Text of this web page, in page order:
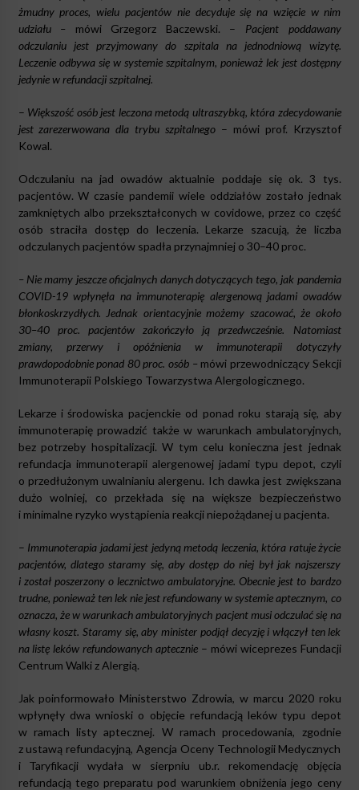
żmudny proces, wielu pacjentów nie decyduje się na wzięcie w nim
udziału – mówi Grzegorz Baczewski. – Pacjent poddawany
odczulaniu jest przyjmowany do szpitala na jednodniową wizytę.
Leczenie odbywa się w systemie szpitalnym, ponieważ lek jest dostępny
jedynie w refundacji szpitalnej.
– Większość osób jest leczona metodą ultraszybką, która zdecydowanie
jest zarezerwowana dla trybu szpitalnego – mówi prof. Krzysztof
Kowal.
Odczulaniu na jad owadów aktualnie poddaje się ok. 3 tys.
pacjentów. W czasie pandemii wiele oddziałów zostało jednak
zamkniętych albo przekształconych w covidowe, przez co część
osób straciła dostęp do leczenia. Lekarze szacują, że liczba
odczulanych pacjentów spadła przynajmniej o 30–40 proc.
– Nie mamy jeszcze oficjalnych danych dotyczących tego, jak pandemia
COVID-19 wpłynęła na immunoterapię alergenową jadami owadów
błonkoskrzydłych. Jednak orientacyjnie możemy szacować, że około
30–40 proc. pacjentów zakończyło ją przedwcześnie. Natomiast
zmiany, przerwy i opóźnienia w immunoterapii dotyczyły
prawdopodobnie ponad 80 proc. osób – mówi przewodniczący Sekcji
Immunoterapii Polskiego Towarzystwa Alergologicznego.
Lekarze i środowiska pacjenckie od ponad roku starają się, aby
immunoterapię prowadzić także w warunkach ambulatoryjnych,
bez potrzeby hospitalizacji. W tym celu konieczna jest jednak
refundacja immunoterapii alergenowej jadami typu depot, czyli
o przedłużonym uwalnianiu alergenu. Ich dawka jest zwiększana
dużo wolniej, co przekłada się na większe bezpieczeństwo
i minimalne ryzyko wystąpienia reakcji niepożądanej u pacjenta.
– Immunoterapia jadami jest jedyną metodą leczenia, która ratuje życie
pacjentów, dlatego staramy się, aby dostęp do niej był jak najszerszy
i został poszerzony o lecznictwo ambulatoryjne. Obecnie jest to bardzo
trudne, ponieważ ten lek nie jest refundowany w systemie aptecznym, co
oznacza, że w warunkach ambulatoryjnych pacjent musi odczulać się na
własny koszt. Staramy się, aby minister podjął decyzję i włączył ten lek
na listę leków refundowanych aptecznie – mówi wiceprezes Fundacji
Centrum Walki z Alergią.
Jak poinformowało Ministerstwo Zdrowia, w marcu 2020 roku
wpłynęły dwa wnioski o objęcie refundacją leków typu depot
w ramach listy aptecznej. W ramach procedowania, zgodnie
z ustawą refundacyjną, Agencja Oceny Technologii Medycznych
i Taryfikacji wydała w sierpniu ub.r. rekomendację objęcia
refundacją tego preparatu pod warunkiem obniżenia jego ceny